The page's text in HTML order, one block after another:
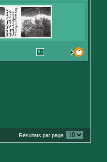
Résultats par page